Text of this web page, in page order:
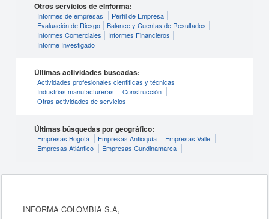
Otros servicios de eInforma:
Informes de empresas
Perfil de Empresa
Evaluación de Riesgo
Balance y Cuentas de Resultados
Informes Comerciales
Informes Financieros
Informe Investigado
Últimas actividades buscadas:
Actividades profesionales cientificas y técnicas
Industrias manufactureras
Construcción
Otras actividades de servicios
Últimas búsquedas por geográfico:
Empresas Bogotá Empresas Antioquía
Empresas Valle
Empresas Atlántico
Empresas Cundinamarca
INFORMA COLOMBIA S.A,